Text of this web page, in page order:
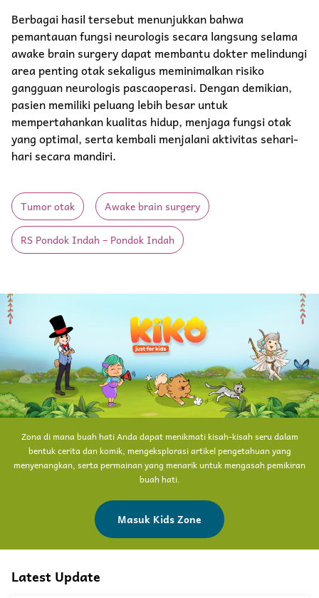
Berbagai hasil tersebut menunjukkan bahwa
pemantauan fungsi neurologis secara langsung selama
awake brain surgery dapat membantu dokter melindungi
area penting otak sekaligus meminimalkan risiko
gangguan neurologis pascaoperasi. Dengan demikian,
pasien memiliki peluang lebih besar untuk
mempertahankan kualitas hidup, menjaga fungsi otak
yang optimal, serta kembali menjalani aktivitas sehari-
hari secara mandiri.
Tumor otak Awake brain surgery
RS Pondok Indah – Pondok Indah
Zona di mana buah hati Anda dapat menikmati kisah-kisah seru dalam
bentuk cerita dan komik, mengeksplorasi artikel pengetahuan yang
menyenangkan, serta permainan yang menarik untuk mengasah pemikiran
buah hati.
Masuk Kids Zone
Latest Update